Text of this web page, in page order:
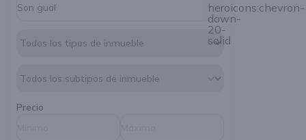
heroicons:chevron-
down-
20-
solid
Precio